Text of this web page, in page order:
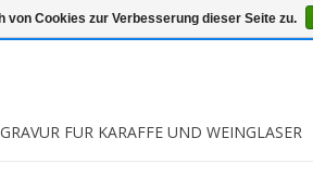
FUR KARAFFE UND WEINGLASER
von Cookies zur Verbesserung dieser Seite zu.